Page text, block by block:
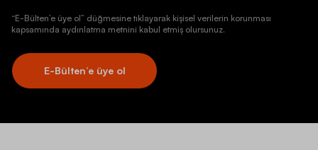
“E-Bülten’e üye ol” düğmesine tıklayarak kişisel verilerin korunması
kapsamında aydınlatma metnini kabul etmiş olursunuz.
E-Bülten’e üye ol